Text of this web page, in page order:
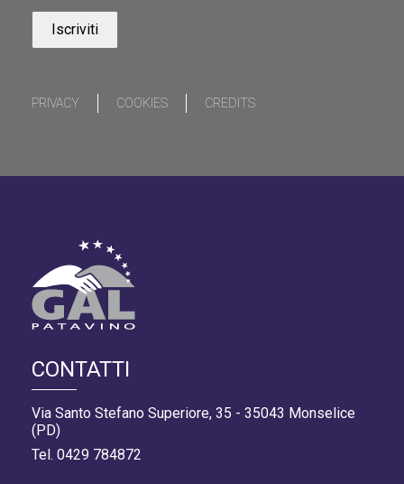
CONTATTI
Via Santo Stefano Superiore, 35 - 35043 Monselice
(PD)
Tel. 0429 784872
PRIVACY COOKIES CREDITS